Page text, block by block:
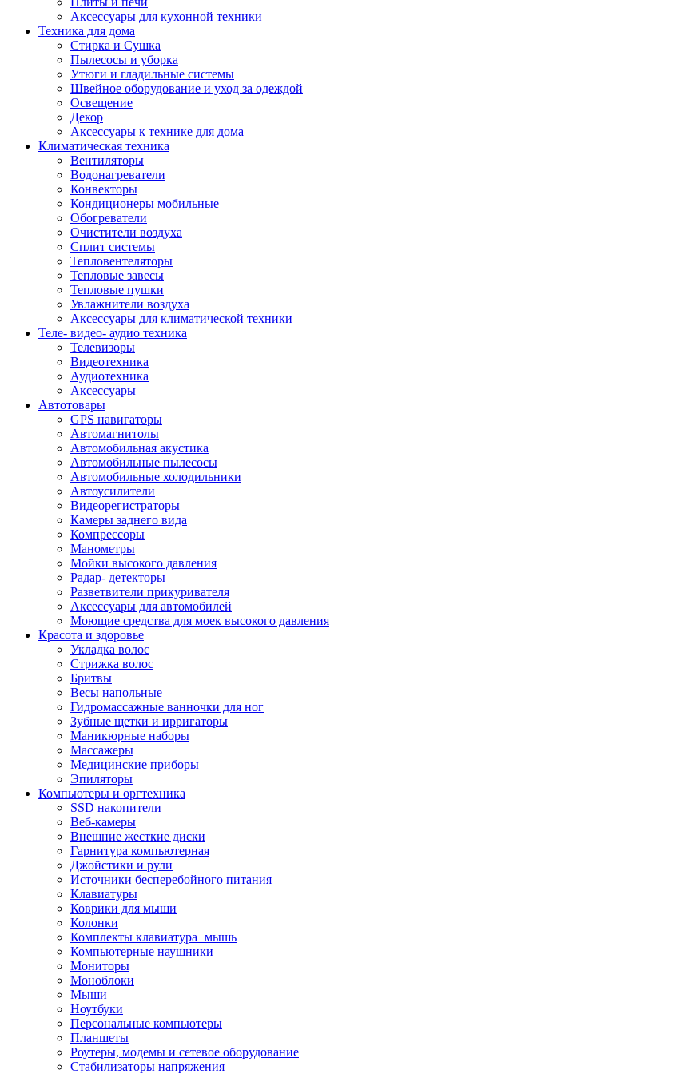
Аксессуары для кухонной техники
Техника для дома
Стирка и Сушка
Пылесосы и уборка
Утюги и гладильные системы
Швейное оборудование и уход за одеждой
Освещение
Декор
Аксессуары к технике для дома
Климатическая техника
Вентиляторы
Водонагреватели
Конвекторы
Кондиционеры мобильные
Обогреватели
Очистители воздуха
Сплит системы
Тепловентеляторы
Тепловые завесы
Тепловые пушки
Увлажнители воздуха
Аксессуары для климатической техники
Теле- видео- аудио техника
Телевизоры
Видеотехника
Аудиотехника
Аксессуары
Автотовары
GPS навигаторы
Автомагнитолы
Автомобильная акустика
Автомобильные пылесосы
Автомобильные холодильники
Автоусилители
Видеорегистраторы
Камеры заднего вида
Компрессоры
Манометры
Мойки высокого давления
Радар- детекторы
Разветвители прикуривателя
Аксессуары для автомобилей
Моющие средства для моек высокого давления
Красота и здоровье
Укладка волос
Стрижка волос
Бритвы
Весы напольные
Гидромассажные ванночки для ног
Зубные щетки и ирригаторы
Маникюрные наборы
Массажеры
Медицинские приборы
Эпиляторы
Компьютеры и оргтехника
SSD накопители
Веб-камеры
Внешние жесткие диски
Гарнитура компьютерная
Джойстики и рули
Источники бесперебойного питания
Клавиатуры
Коврики для мыши
Колонки
Комплекты клавиатура+мышь
Компьютерные наушники
Мониторы
Моноблоки
Мыши
Ноутбуки
Персональные компьютеры
Планшеты
Роутеры, модемы и сетевое оборудование
Стабилизаторы напряжения